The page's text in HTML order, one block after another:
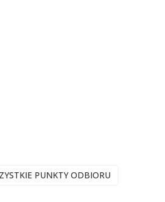
PUNKTY ODBIORU